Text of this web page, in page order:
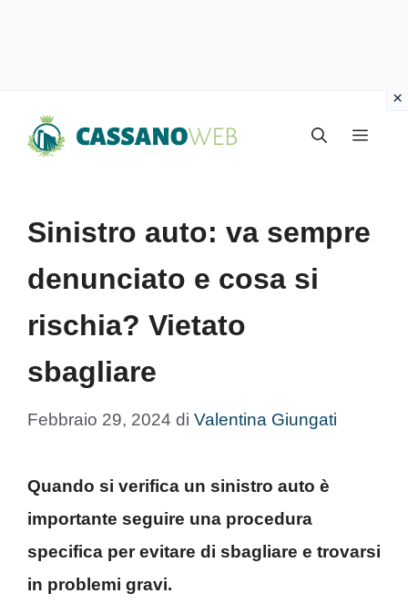
Menu
Sinistro auto: va sempre
denunciato e cosa si
rischia? Vietato
sbagliare
Febbraio 29, 2024 di Valentina Giungati
Quando si verifica un sinistro auto è
importante seguire una procedura
specifica per evitare di sbagliare e trovarsi
in problemi gravi.